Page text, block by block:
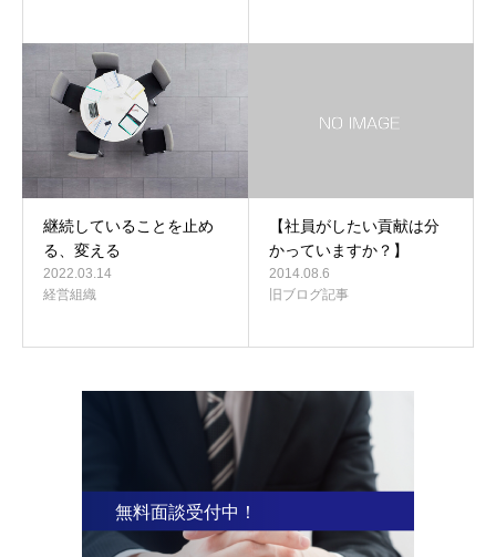
継続していることを止め
る、変える
2022.03.14
経営組織
【社員がしたい貢献は分
かっていますか？】
2014.08.6
旧ブログ記事
無料面談受付中！